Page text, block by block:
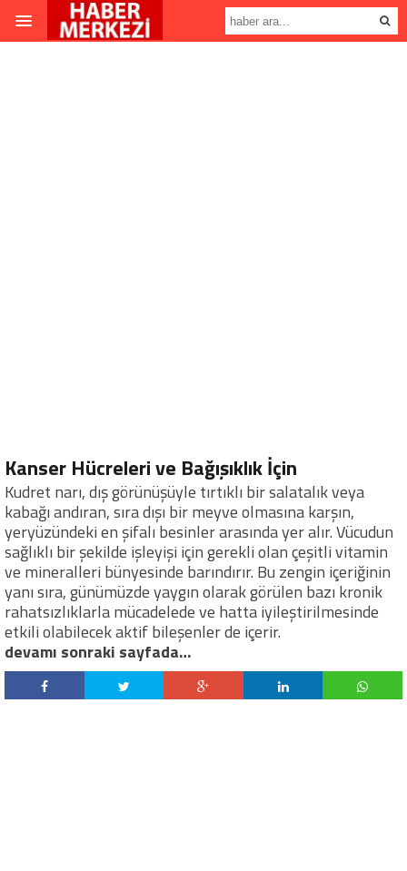
Kanser Hücreleri ve Bağışıklık İçin
Kudret narı, dış görünüşüyle tırtıklı bir salatalık veya
kabağı andıran, sıra dışı bir meyve olmasına karşın,
yeryüzündeki en şifalı besinler arasında yer alır. Vücudun
sağlıklı bir şekilde işleyişi için gerekli olan çeşitli vitamin
ve mineralleri bünyesinde barındırır. Bu zengin içeriğinin
yanı sıra, günümüzde yaygın olarak görülen bazı kronik
rahatsızlıklarla mücadelede ve hatta iyileştirilmesinde
etkili olabilecek aktif bileşenler de içerir.
devamı sonraki sayfada…